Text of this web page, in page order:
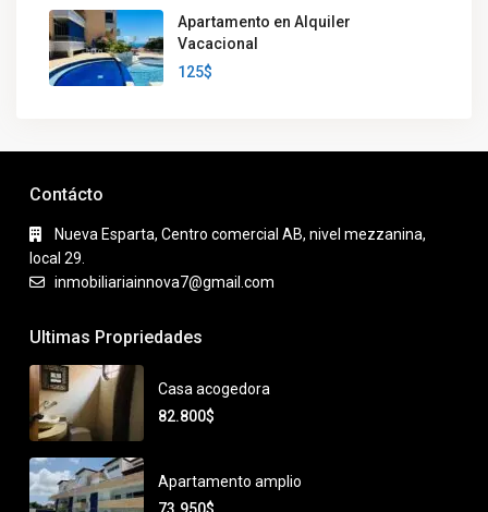
Apartamento en Alquiler
Vacacional
125$
Contácto
Nueva Esparta, Centro comercial AB, nivel mezzanina,
local 29.
inmobiliariainnova7@gmail.com
Ultimas Propriedades
Casa acogedora
82.800$
Apartamento amplio